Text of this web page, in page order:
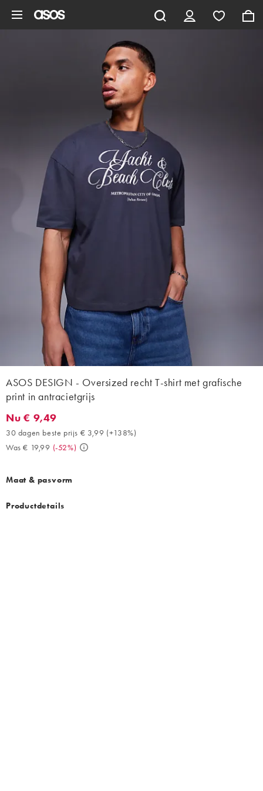
ASOS DESIGN - Oversized recht T-shirt met grafische
print in antracietgrijs
Nu € 9,49. 30 dagen beste prijs € 3,99 (+138%). Was € 19,99.
Nu € 9,49
30 dagen beste prijs € 3,99 (+138%)
Was € 19,99 (-52%)
Maat & pasvorm
Productdetails